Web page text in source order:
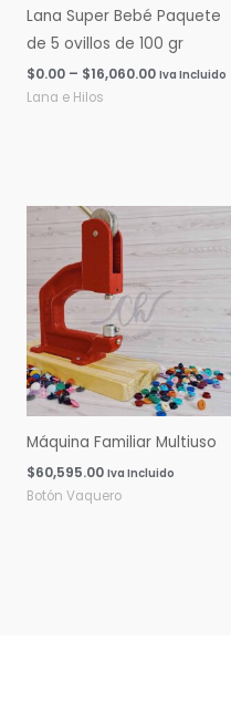
Lana Super Bebé Paquete
de 5 ovillos de 100 gr
$0.00 – $16,060.00 Iva Incluido
Lana e Hilos
Máquina Familiar Multiuso
$60,595.00 Iva Incluido
Botón Vaquero